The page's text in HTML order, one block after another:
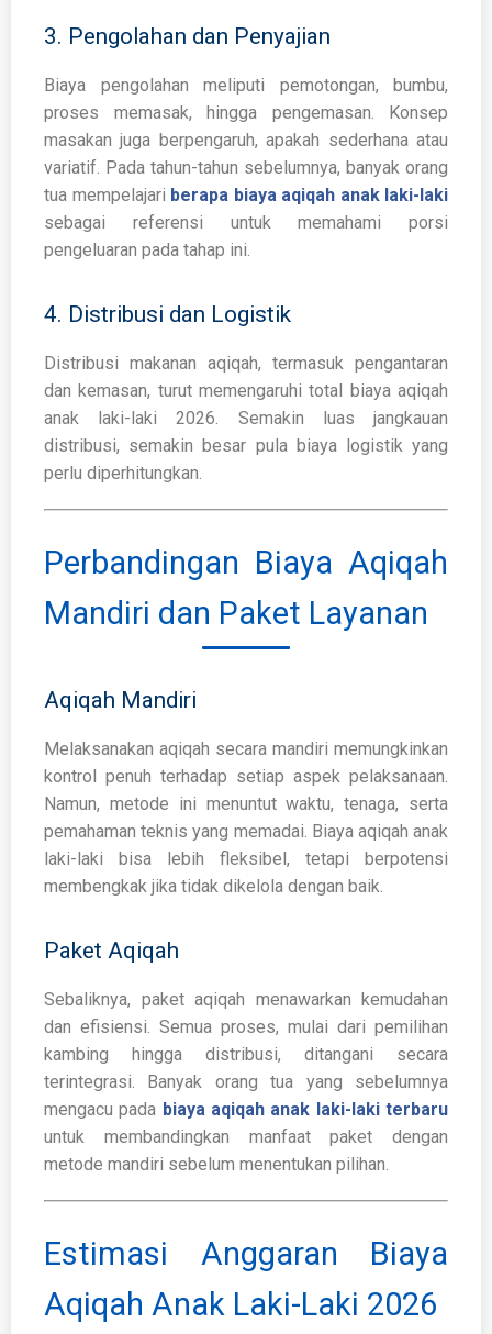
3. Pengolahan dan Penyajian
Biaya pengolahan meliputi pemotongan, bumbu,
proses memasak, hingga pengemasan. Konsep
masakan juga berpengaruh, apakah sederhana atau
variatif. Pada tahun-tahun sebelumnya, banyak orang
tua mempelajari berapa biaya aqiqah anak laki-laki
sebagai referensi untuk memahami porsi
pengeluaran pada tahap ini.
4. Distribusi dan Logistik
Distribusi makanan aqiqah, termasuk pengantaran
dan kemasan, turut memengaruhi total biaya aqiqah
anak laki-laki 2026. Semakin luas jangkauan
distribusi, semakin besar pula biaya logistik yang
perlu diperhitungkan.
Perbandingan Biaya Aqiqah
Mandiri dan Paket Layanan
Aqiqah Mandiri
Melaksanakan aqiqah secara mandiri memungkinkan
kontrol penuh terhadap setiap aspek pelaksanaan.
Namun, metode ini menuntut waktu, tenaga, serta
pemahaman teknis yang memadai. Biaya aqiqah anak
laki-laki bisa lebih fleksibel, tetapi berpotensi
membengkak jika tidak dikelola dengan baik.
Paket Aqiqah
Sebaliknya, paket aqiqah menawarkan kemudahan
dan efisiensi. Semua proses, mulai dari pemilihan
kambing hingga distribusi, ditangani secara
terintegrasi. Banyak orang tua yang sebelumnya
mengacu pada biaya aqiqah anak laki-laki terbaru
untuk membandingkan manfaat paket dengan
metode mandiri sebelum menentukan pilihan.
Estimasi Anggaran Biaya
Aqiqah Anak Laki-Laki 2026